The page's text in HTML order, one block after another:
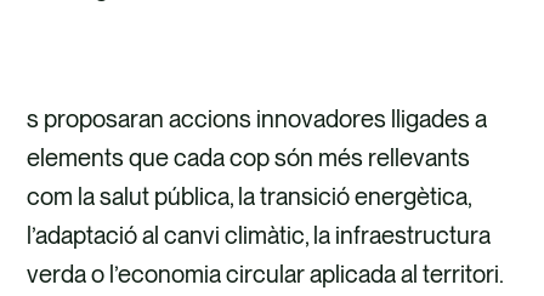
s proposaran accions innovadores lligades a
elements que cada cop són més rellevants
com la salut pública, la transició energètica,
l’adaptació al canvi climàtic, la infraestructura
verda o l’economia circular aplicada al territori.